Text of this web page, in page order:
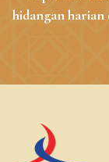
hidangan harian